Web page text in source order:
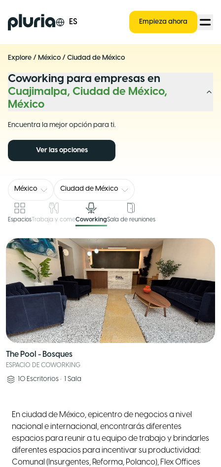
Logo Pluria ES Empieza ahora
Explore / México / Ciudad de México
Coworking para empresas en
Cuajimalpa, Ciudad de México,
México
Encuentra la mejor opción para ti.
Ver las opciones
México Ciudad de México
EspaciosTrabaja y comeCoworkingSala de reuniones
The Pool - Bosques
ESPACIO DE COWORKING
10 Escritorios • 1 Sala
En ciudad de México, epicentro de negocios a nivel
nacional e internacional, encontrarás diferentes
espacios para reunir a tu equipo de trabajo y brindarles
diferentes espacios para incentivar su productividad:
Comunal (Insurgentes, Reforma, Polanco), Flex Offices